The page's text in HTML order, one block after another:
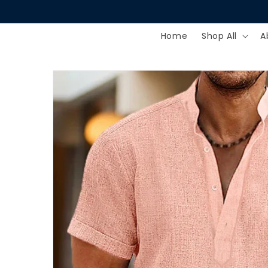
content
Home Shop All
product
information